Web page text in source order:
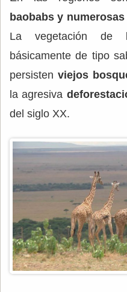
baobabs y
La vegetación de
básicamente de tipo
persisten viejos
la agresiva
del siglo XX.